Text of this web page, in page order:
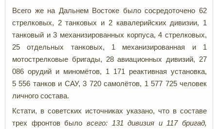
Всего же на Дальнем Востоке было сосредоточено 62
стрелковых, 2 танковых и 2 кавалерийских дивизии, 1
танковый и 3 механизированных корпуса, 4 стрелковых,
25 отдельных танковых, 1 механизированная и 1
мотострелковые бригады, 28 авиационных дивизий, 27
086 орудий и миномётов, 1 171 реактивная установка,
5 556 танков и САУ, 3 720 самолётов, 1 577 725 человек
личного состава.
Кстати, в советских источниках указано, что в составе
трех фронтов было всего: 131 дивизия и 117 бригад,